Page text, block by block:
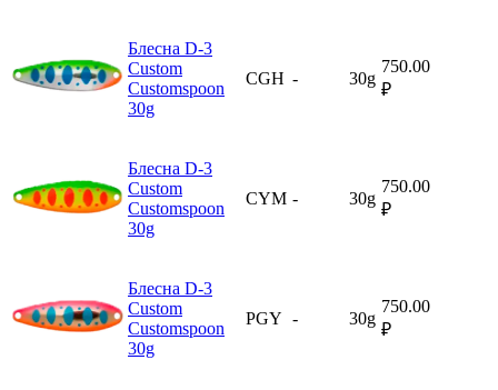
Блесна D-3
Custom
Customspoon
30g
CGH - 30g
750.00
₽
Блесна D-3
Custom
Customspoon
30g
CYM - 30g
750.00
₽
Блесна D-3
Custom
Customspoon
30g
PGY - 30g
750.00
₽